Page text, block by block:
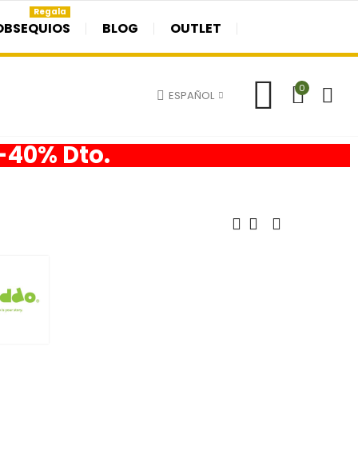
Regala
BLOG OUTLET
ESPAÑOL 0
Dto.